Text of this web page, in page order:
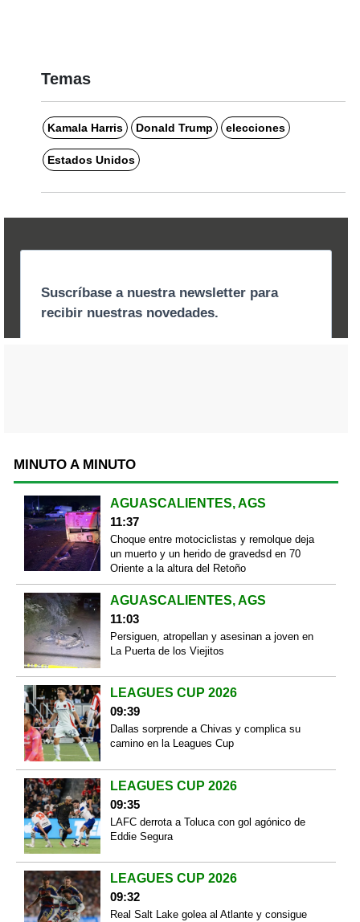
Temas
Kamala Harris Donald Trump elecciones
Estados Unidos
MINUTO A MINUTO
AGUASCALIENTES, AGS
11:37
Choque entre motociclistas y remolque deja
un muerto y un herido de gravedsd en 70
Oriente a la altura del Retoño
AGUASCALIENTES, AGS
11:03
Persiguen, atropellan y asesinan a joven en
La Puerta de los Viejitos
LEAGUES CUP 2026
09:39
Dallas sorprende a Chivas y complica su
camino en la Leagues Cup
LEAGUES CUP 2026
09:35
LAFC derrota a Toluca con gol agónico de
Eddie Segura
LEAGUES CUP 2026
09:32
Real Salt Lake golea al Atlante y consigue